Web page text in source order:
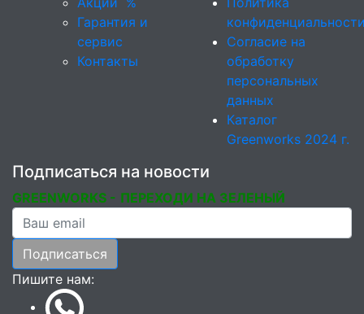
Гарантия и
сервис
Контакты
Согласие на
обработку
персональных
данных
Каталог
Greenworks 2024 г.
Подписаться на новости
GREENWORKS - ПЕРЕХОДИ НА ЗЕЛЕНЫЙ
Ваша почта
Подписаться
Пишите нам: